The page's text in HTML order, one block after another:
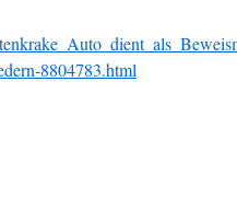
8804783.html